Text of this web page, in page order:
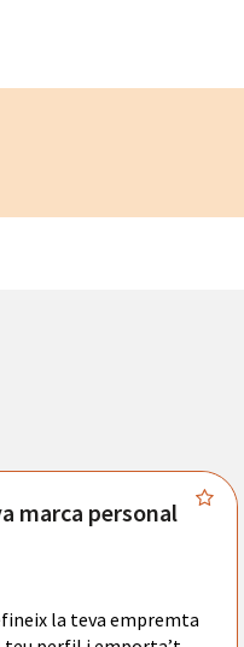
marca personal
la teva empremta